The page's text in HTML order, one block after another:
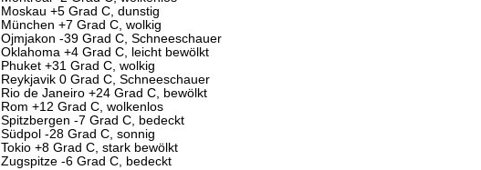
Moskau +5 Grad C, dunstig
München +7 Grad C, wolkig
Ojmjakon -39 Grad C, Schneeschauer
Oklahoma +4 Grad C, leicht bewölkt
Phuket +31 Grad C, wolkig
Reykjavik 0 Grad C, Schneeschauer
Rio de Janeiro +24 Grad C, bewölkt
Rom +12 Grad C, wolkenlos
Spitzbergen -7 Grad C, bedeckt
Südpol -28 Grad C, sonnig
Tokio +8 Grad C, stark bewölkt
Zugspitze -6 Grad C, bedeckt